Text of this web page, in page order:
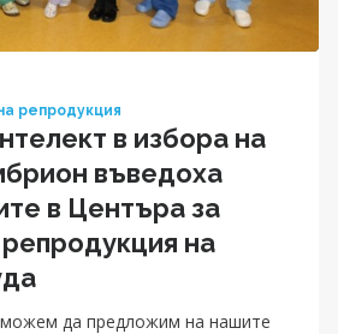
репродукция
в избора на
въведоха
в Центъра за
на
да предложим на нашите